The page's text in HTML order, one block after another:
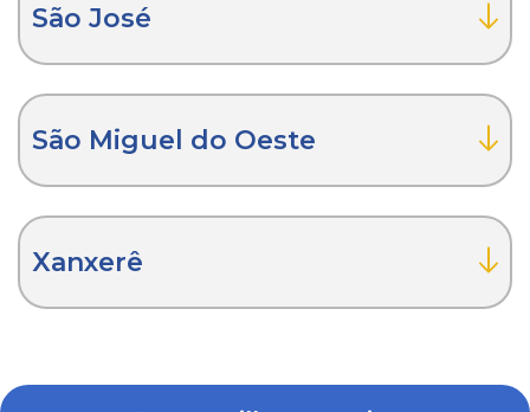
São José
São Miguel do Oeste
Xanxerê